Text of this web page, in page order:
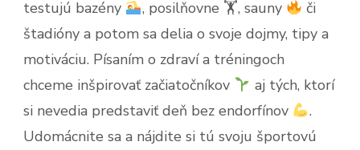
testujú bazény
, posilňovne 🏋, sauny
či
štadióny a potom sa delia o svoje dojmy, tipy a
motiváciu. Písaním o zdraví a tréningoch
chceme inšpirovať začiatočníkov
aj tých, ktorí
si nevedia predstaviť deň bez endorfínov
.
Udomácnite sa a nájdite si tú svoju športovú